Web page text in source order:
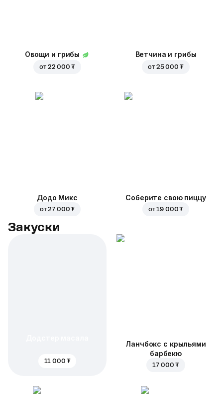
Овощи и грибы
от 22 000 ₮
Ветчина и грибы
от 25 000 ₮
Додо Микс
от27 000 ₮
Соберите свою пиццу
от19 000 ₮
Закуски
11 000 ₮
Ланчбокс с крыльями
барбекю
17 000 ₮